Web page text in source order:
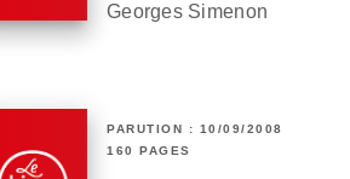
Georges Simenon
PARUTION : 10/09/2008
160 PAGES